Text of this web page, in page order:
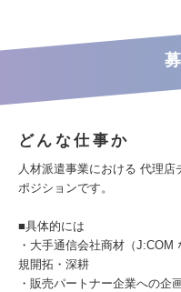
どんな仕事か
人材派遣事業における 代理
ポジションです。
■具体的には
・大手通信会社商材（
規開拓・深耕
・販売パートナー企業への企